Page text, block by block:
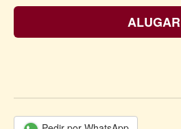
ALUGAR